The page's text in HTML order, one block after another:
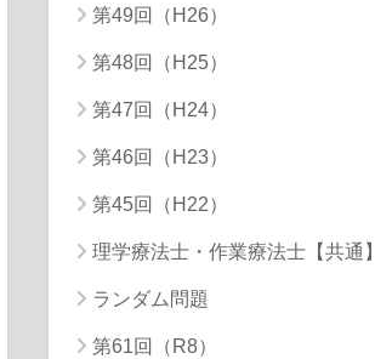
第49回（H26）
第48回（H25）
第47回（H24）
第46回（H23）
第45回（H22）
理学療法士・作業療法士【共通】
ランダム問題
第61回（R8）